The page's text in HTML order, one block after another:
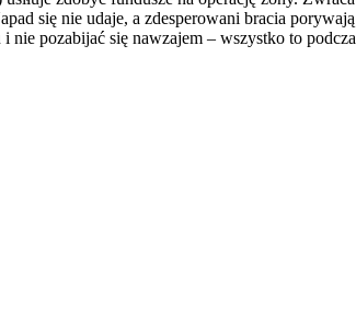
się nie udaje, a zdesperowani bracia
pozabijać się nawzajem – wszystko to